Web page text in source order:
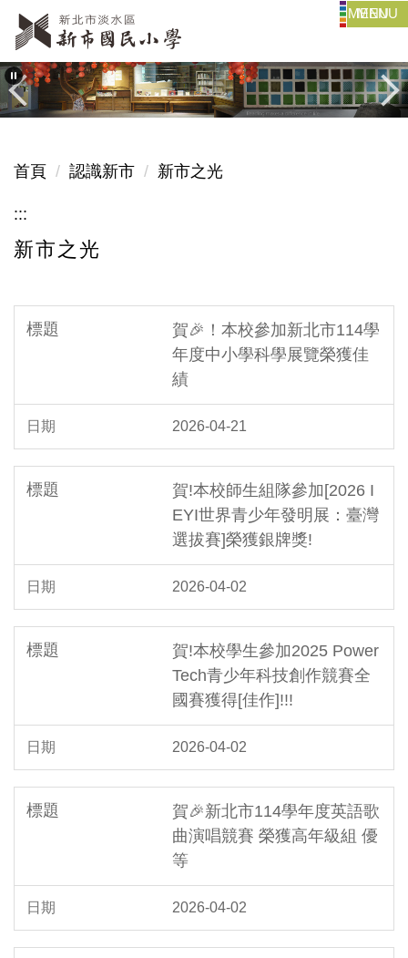
跳
到
主
要
內
區
MENU
首頁 認識新市 新市之光
:::
新市之光
賀🎉！本校參加新北市114學
年度中小學科學展覽榮獲佳
績
2026-04-21
賀!本校師生組隊參加[2026 I
EYI世界青少年發明展：臺灣
選拔賽]榮獲銀牌獎!
2026-04-02
賀!本校學生參加2025 Power
Tech青少年科技創作競賽全
國賽獲得[佳作]!!!
2026-04-02
賀🎉新北市114學年度英語歌
曲演唱競賽 榮獲高年級組 優
等
2026-04-02